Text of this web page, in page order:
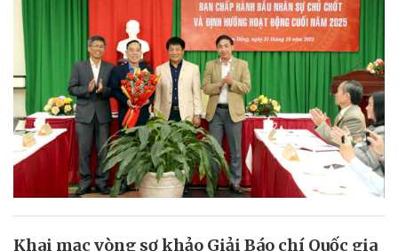
Khai mạc vòng sơ khảo Giải Báo chí Quốc gia